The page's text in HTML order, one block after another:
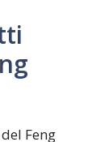
Feng